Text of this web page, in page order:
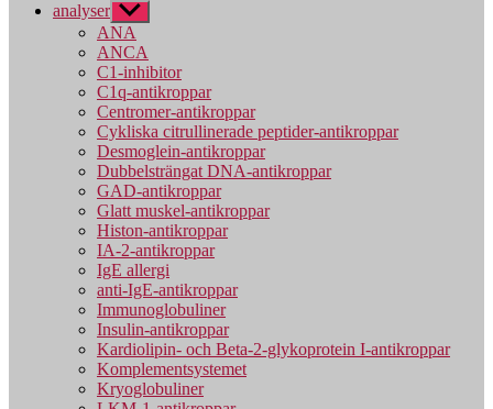
analyser Visa
undermeny
ANA
ANCA
C1-inhibitor
C1q-antikroppar
Centromer-antikroppar
Cykliska citrullinerade peptider-antikroppar
Desmoglein-antikroppar
Dubbelsträngat DNA-antikroppar
GAD-antikroppar
Glatt muskel-antikroppar
Histon-antikroppar
IA-2-antikroppar
IgE allergi
anti-IgE-antikroppar
Immunoglobuliner
Insulin-antikroppar
Kardiolipin- och Beta-2-glykoprotein I-antikroppar
Komplementsystemet
Kryoglobuliner